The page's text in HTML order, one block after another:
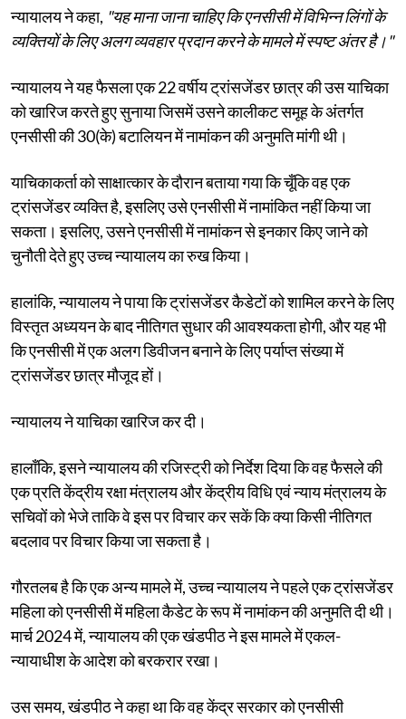
न्यायालय ने कहा, "यह माना जाना चाहिए कि एनसीसी में विभिन्न लिंगों के
व्यक्तियों के लिए अलग व्यवहार प्रदान करने के मामले में स्पष्ट अंतर है।"
न्यायालय ने यह फैसला एक 22 वर्षीय ट्रांसजेंडर छात्र की उस याचिका
को खारिज करते हुए सुनाया जिसमें उसने कालीकट समूह के अंतर्गत
एनसीसी की 30(के) बटालियन में नामांकन की अनुमति मांगी थी।
याचिकाकर्ता को साक्षात्कार के दौरान बताया गया कि चूँकि वह एक
ट्रांसजेंडर व्यक्ति है, इसलिए उसे एनसीसी में नामांकित नहीं किया जा
सकता। इसलिए, उसने एनसीसी में नामांकन से इनकार किए जाने को
चुनौती देते हुए उच्च न्यायालय का रुख किया।
हालांकि, न्यायालय ने पाया कि ट्रांसजेंडर कैडेटों को शामिल करने के लिए
विस्तृत अध्ययन के बाद नीतिगत सुधार की आवश्यकता होगी, और यह भी
कि एनसीसी में एक अलग डिवीजन बनाने के लिए पर्याप्त संख्या में
ट्रांसजेंडर छात्र मौजूद हों।
न्यायालय ने याचिका खारिज कर दी।
हालाँकि, इसने न्यायालय की रजिस्ट्री को निर्देश दिया कि वह फैसले की
एक प्रति केंद्रीय रक्षा मंत्रालय और केंद्रीय विधि एवं न्याय मंत्रालय के
सचिवों को भेजे ताकि वे इस पर विचार कर सकें कि क्या किसी नीतिगत
बदलाव पर विचार किया जा सकता है।
गौरतलब है कि एक अन्य मामले में, उच्च न्यायालय ने पहले एक ट्रांसजेंडर
महिला को एनसीसी में महिला कैडेट के रूप में नामांकन की अनुमति दी थी।
मार्च 2024 में, न्यायालय की एक खंडपीठ ने इस मामले में एकल-
न्यायाधीश के आदेश को बरकरार रखा।
उस समय, खंडपीठ ने कहा था कि वह केंद्र सरकार को एनसीसी